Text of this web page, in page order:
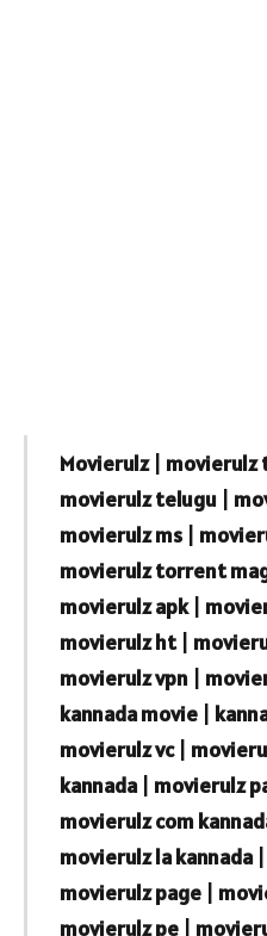
Movierulz| movierulz
movierulz telugu
movierulz ms|
movierulz torrent
movierulz apk|
movierulz ht|
movierulz vpn
kannada movie|
movierulz vc|
kannada| movierulz
movierulz com
movierulz la kannada|
movierulz page|
movierulz pe|